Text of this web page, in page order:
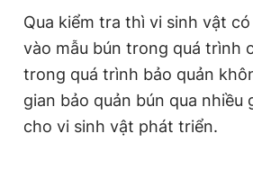
Qua kiểm tra thì vi sinh vật
vào mẫu bún trong quá trình
trong quá trình bảo quản
gian bảo quản bún qua nhiều
cho vi sinh vật phát triển.